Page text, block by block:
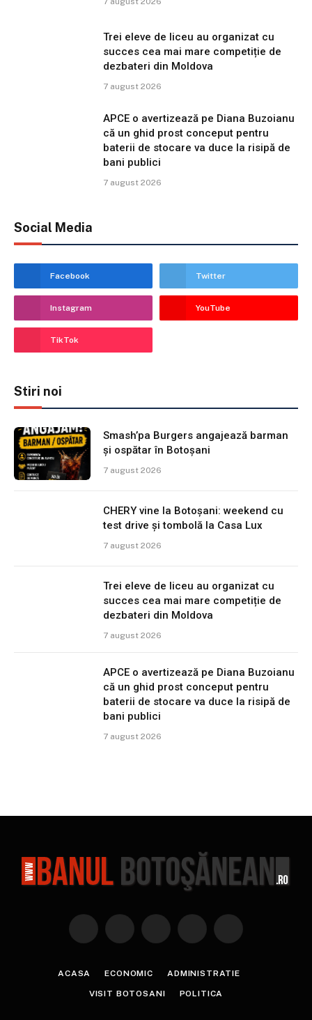
Trei eleve de liceu au organizat cu
succes cea mai mare competiție de
dezbateri din Moldova
7 august 2026
APCE o avertizează pe Diana Buzoianu
că un ghid prost conceput pentru
baterii de stocare va duce la risipă de
bani publici
7 august 2026
Social Media
Facebook Twitter
Instagram YouTube
TikTok
Stiri noi
Smash’pa Burgers angajează barman
și ospătar în Botoșani
7 august 2026
CHERY vine la Botoșani: weekend cu
test drive și tombolă la Casa Lux
7 august 2026
Trei eleve de liceu au organizat cu
succes cea mai mare competiție de
dezbateri din Moldova
7 august 2026
APCE o avertizează pe Diana Buzoianu
că un ghid prost conceput pentru
baterii de stocare va duce la risipă de
bani publici
7 august 2026
Facebook Instagram YouTube TikTok
ACASA ECONOMIC ADMINISTRATIE
VISIT BOTOSANI POLITICA